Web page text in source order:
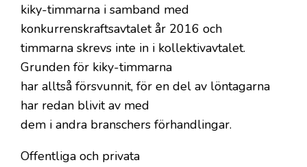
kiky-timmarna i samband med
konkurrenskraftsavtalet år 2016 och
timmarna skrevs inte in i kollektivavtalet.
Grunden för kiky-timmarna
har alltså försvunnit, för en del av löntagarna
har redan blivit av med
dem i andra branschers förhandlingar.
Offentliga och privata